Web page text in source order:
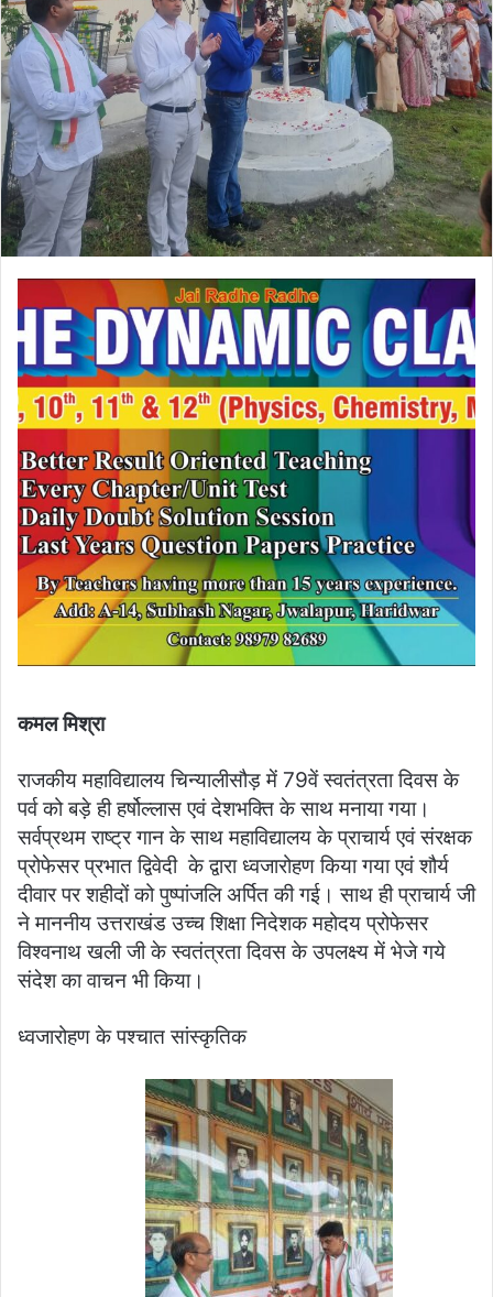
कमल मिश्रा
राजकीय महाविद्यालय चिन्यालीसौड़ में 79वें स्वतंत्रता दिवस के
पर्व को बड़े ही हर्षोल्लास एवं देशभक्ति के साथ मनाया गया।
सर्वप्रथम राष्ट्र गान के साथ महाविद्यालय के प्राचार्य एवं संरक्षक
प्रोफेसर प्रभात द्विवेदी के द्वारा ध्वजारोहण किया गया एवं शौर्य
दीवार पर शहीदों को पुष्पांजलि अर्पित की गई। साथ ही प्राचार्य जी
ने माननीय उत्तराखंड उच्च शिक्षा निदेशक महोदय प्रोफेसर
विश्वनाथ खली जी के स्वतंत्रता दिवस के उपलक्ष्य में भेजे गये
संदेश का वाचन भी किया।
ध्वजारोहण के पश्चात सांस्कृतिक